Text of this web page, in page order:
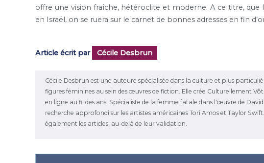
offre une vision fraîche, hétéroclite et moderne. A ce titre, que
en Israël, on se ruera sur le carnet de bonnes adresses en fin
Article écrit par Cécile Desbrun
Cécile Desbrun est une auteure spécialisée dans la culture et plus
figures féminines au sein des œuvres de fiction. Elle crée Culturellement
en ligne au fil des ans. Spécialiste de la femme fatale dans l'œuvre de
recherche approfondi sur les artistes américaines Tori Amos et Taylor
également les articles, au-delà de leur validation.